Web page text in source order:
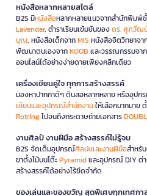
หนังสือหลากหลายสไตล์
B2S มีหนังสือหลากหลายแนวจากสำนักพิมพ์
Lavender, ตำราเรียนเข้มข้นของดร. ศุภวัฒ
บุญ, หนังสือเด็กจากMIS หนังสือจิตวิทยาจา
พัฒนาตนเองจากKOOB และวรรณกรรมจาก
ออนไลน์ได้อย่างง่ายดายเพียงคลิกเดียว
เครื่องเขียนคู่ใจ ทุกการสร้างสรรค์
มองหาปากกาดีๆ ดินสอหลากหลาย หรืออุปก
เขียนและอุปกรณ์สำนักงานให้เลือกมากมาย
Rotringไปจนถึงกระดาษถ่ายเอกสาร
งานศิลป์ งานฝีมือ สร้างสรรค์ไม่รู้จบ
B2S จัดเต็มอุปกรณ์ศิลปะและงานฝีมือสำหรั
ขาตั้งไม้บนโต๊ะPyramidและอุปกรณ์ DIY ต่
สร้างสรรค์ได้อย่างไร้ขีดจำกัด
ของเล่นและของขวัญ สุดพิเศษทุกเทศกา